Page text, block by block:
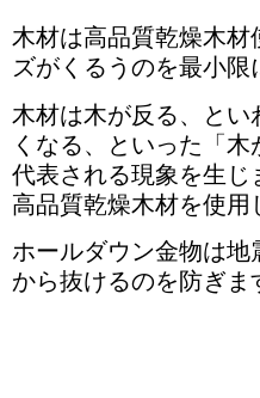
木材は高品質乾燥木材
ズがくるうのを最小限
木材は木が反る、とい
くなる、といった「
代表される現象を生じ
高品質乾燥木材を使用
ホールダウン金物は
から抜けるのを防ぎま